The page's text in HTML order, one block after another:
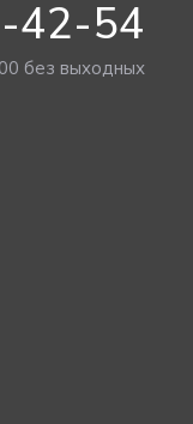
42-54
без выходных